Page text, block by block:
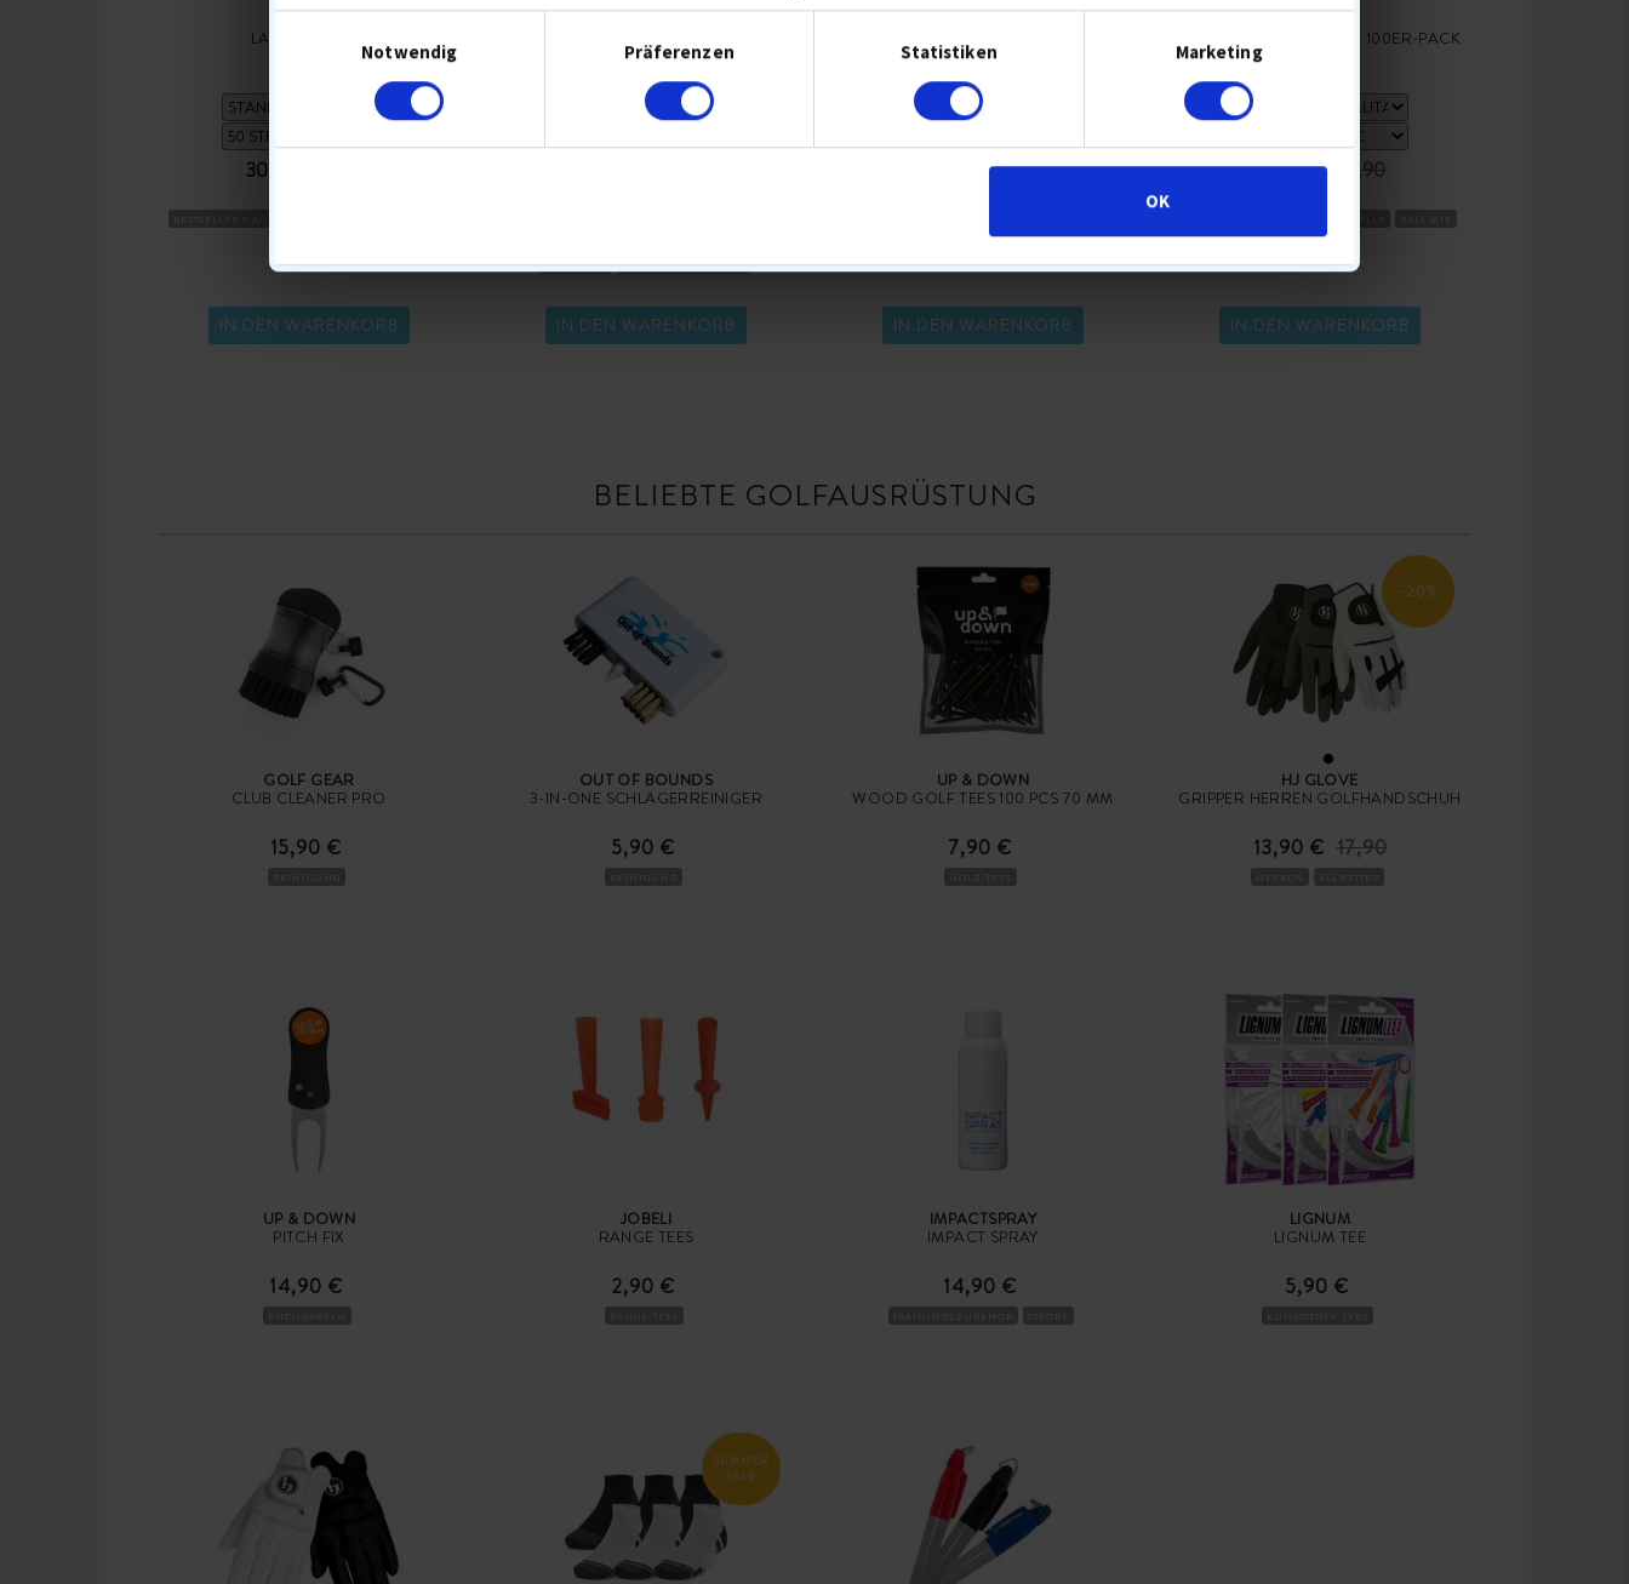
Notwendig
Präferenzen Statistiken Marketing
OK
LAKEBALLS MIX
30,90 €
IN DEN WARENKORB
TOURBÄLLE
KOMPRESSION MITTEL
IN DEN WARENKORB
39,90 € 51,90
IN DEN WARENKORB
GEMISCHTE GOLFBÄLLE 100ER-PACK
54,90 € 64,90
IN DEN WARENKORB
BELIEBTE GOLFAUSRÜSTUNG
GOLF GEAR
CLUB CLEANER PRO
15,90 €
OUT OF BOUNDS
3-IN-ONE SCHLÄGERREINIGER
5,90 €
UP & DOWN
WOOD GOLF TEES 100 PCS 70 MM
7,90 €
-20%
HJ GLOVE
GRIPPER HERREN GOLFHANDSCHUH
13,90 € 17,90
UP & DOWN
PITCH FIX
14,90 €
JOBELI
RANGE TEES
2,90 €
IMPACTSPRAY
IMPACT SPRAY
14,90 €
LIGNUM
LIGNUM TEE
5,90 €
SUMMER
SALE